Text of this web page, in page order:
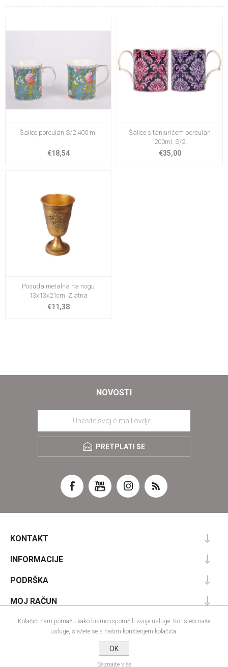
Šalice porculan S/2 400 ml
€18,54
Šalice s tanjurićem porculan
200ml. S/2
€35,00
Posuda metalna na nogu
13x13x21cm. Zlatna
€11,38
NOVOSTI
PRETPLATI SE
KONTAKT
INFORMACIJE
PODRŠKA
MOJ RAČUN
Powered bynopCommerce
Nop-Templates.com
Autorska prava; 2026 IRA commerce webshop. Sva prava pridržana.
Kolačići nam pomažu kako bismo isporučili svoje usluge. Koristeći naše
usluge, slažete se s našim korištenjem kolačića.
OK
Saznajte više